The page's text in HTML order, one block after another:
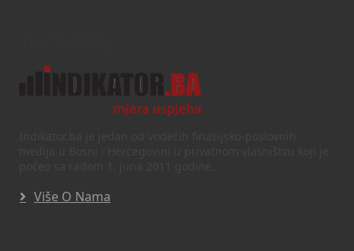
Više O Nama